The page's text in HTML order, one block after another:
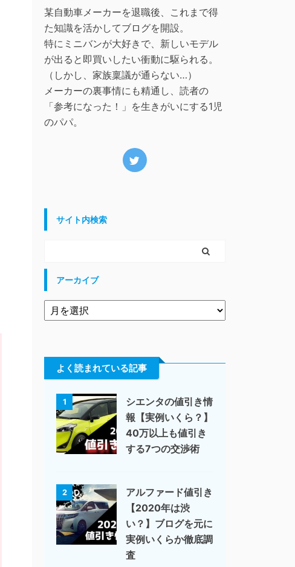
某自動車メーカーを退職後、これまで得
た知識を活かしてブログを開設。
特にミニバンが大好きで、新しいモデル
が出ると即買いしたい衝動に駆られる。
（しかし、家族稟議が通らない…）
メーカーの裏事情にも精通し、読者の
「参考になった！」を生きがいにする1児
のパパ。
サイト内検索
アーカイブ
よく読まれている記事
1
シエンタの値引き情
報【実例いくら？】
40万以上も値引き
する7つの交渉術
2
アルファード値引き
【2020年は渋
い？】ブログを元に
実例いくらか徹底調
査